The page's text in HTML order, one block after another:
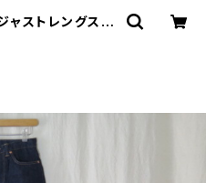
ストレングスジ